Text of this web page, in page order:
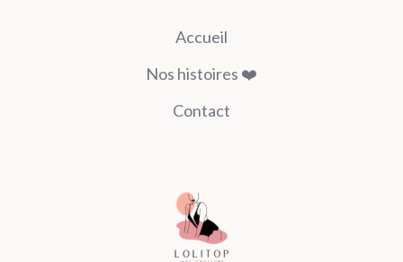
Accueil
Nos histoires ❤️
Contact